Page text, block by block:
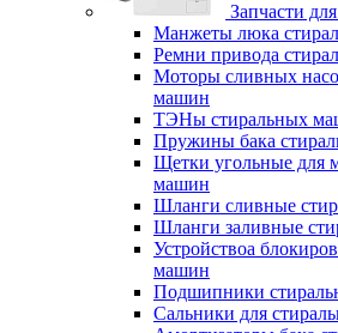
Запчасти
Манжеты люка
Ремни привода
Моторы сливных
машин
ТЭНы стиральных
Пружины бака
Щетки угольные для
машин
Шланги сливные
Шланги заливные
Устройствоа
машин
Подшипники
Сальники для